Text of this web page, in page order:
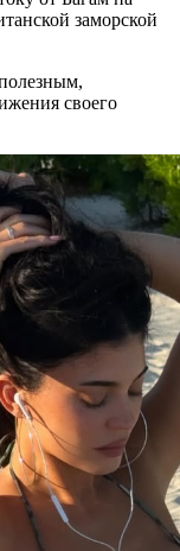
заморской
своего